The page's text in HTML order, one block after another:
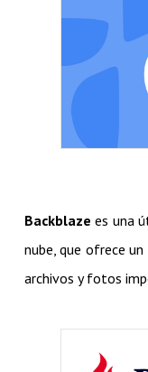
Backblaze es una
nube, que ofrece
archivos y fotos